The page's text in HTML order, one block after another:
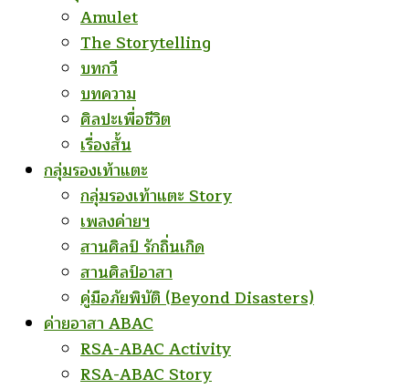
Amulet
The Storytelling
บทกวี
บทความ
ศิลปะเพื่อชีวิต
เรื่องสั้น
กลุ่มรองเท้าแตะ
กลุ่มรองเท้าแตะ Story
เพลงค่ายฯ
สานศิลป์ รักถิ่นเกิด
สานศิลป์อาสา
คู่มือภัยพิบัติ (Beyond Disasters)
ค่ายอาสา ABAC
RSA-ABAC Activity
RSA-ABAC Story